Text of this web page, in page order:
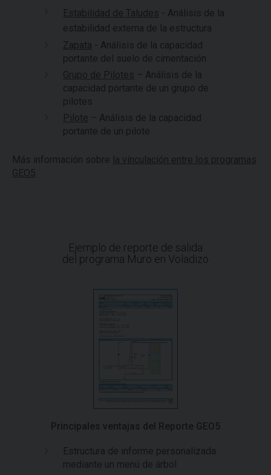
Estabilidad de Taludes - Análisis de la
estabilidad externa de la estructura
Zapata - Análisis de la capacidad
portante del suelo de cimentación
Grupo de Pilotes – Análisis de la
capacidad portante de un grupo de
pilotes
Pilote – Análisis de la capacidad
portante de un pilote
Más información sobre la vínculación entre los programas
GEO5
Ejemplo de reporte de salida
del programa Muro en Voladizo
Principales ventajas del Reporte GEO5
Estructura de informe personalizada
mediante un menú de árbol